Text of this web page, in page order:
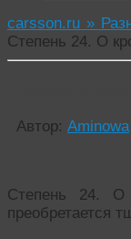
carsson.ru »
Степень 24. О
Автор: Aminowa
Степень 24. О
преобретается